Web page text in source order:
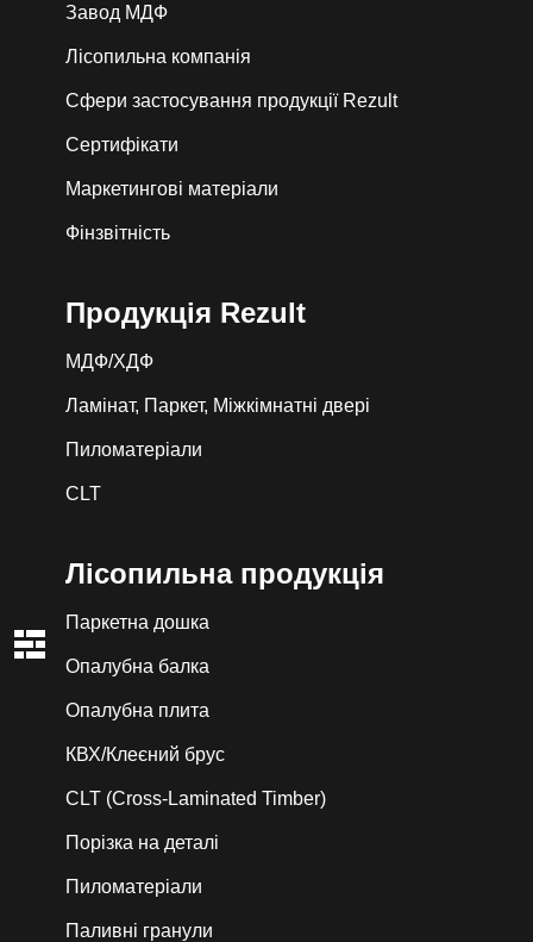
Завод МДФ
Лiсопильна компанія
Сфери застосування продукції Rezult
Сертифікати
Маркетингові матеріали
Фінзвітність
Продукція Rezult
МДФ/ХДФ
Ламінат, Паркет, Міжкімнатні двері
Пиломатеріали
CLT
Лiсопильна продукція
Паркетна дошка
Опалубна балка
Опалубна плита
КВХ/Клеєний брус
CLT (Cross-Laminated Timber)
Порізка на деталі
Пиломатеріали
Паливні гранули